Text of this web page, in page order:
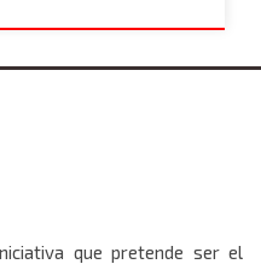
que pretende ser el